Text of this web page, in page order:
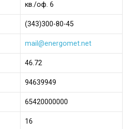
кв./оф. 6
(343)300-80-45
mail@energomet.net
46.72
94639949
65420000000
16